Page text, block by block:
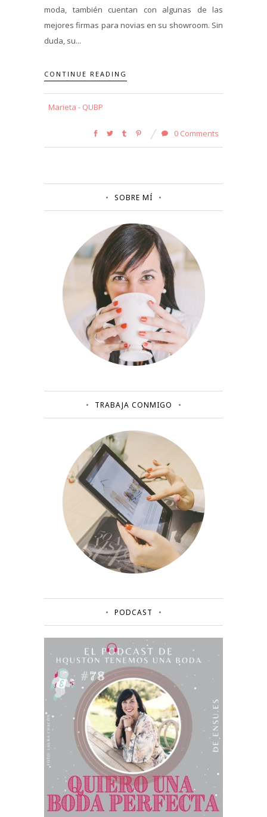
moda, también cuentan con algunas de las
mejores firmas para novias en su showroom. Sin
duda, su...
CONTINUE READING
Marieta - QUBP
0 Comments
SOBRE MÍ
TRABAJA CONMIGO
PODCAST